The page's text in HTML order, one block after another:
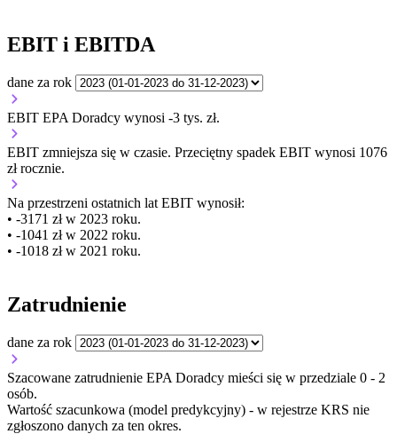
EBIT i EBITDA
dane za rok
EBIT EPA Doradcy wynosi -3 tys. zł.
EBIT zmniejsza się w czasie. Przeciętny spadek EBIT wynosi 1076
zł rocznie.
Na przestrzeni ostatnich lat EBIT wynosił:
• -3171 zł w 2023 roku.
• -1041 zł w 2022 roku.
• -1018 zł w 2021 roku.
Zatrudnienie
dane za rok
Szacowane zatrudnienie EPA Doradcy mieści się w przedziale 0 - 2
osób.
Wartość szacunkowa (model predykcyjny) - w rejestrze KRS nie
zgłoszono danych za ten okres.